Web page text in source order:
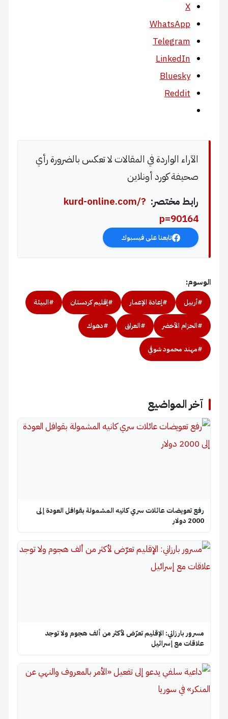
X
WhatsApp
Telegram
LinkedIn
Bluesky
Reddit
الآراء الواردة في المقالات لا تعكس بالضرورة رأي
صحيفة كورد أونلاين
رابط مختصر: kurd-online.com/?
p=90164
تابعنا على فيسبوك
الوسوم:
#أربيل #إعادة الإعمار #إقليم كردستان #البيئة
#الحزام الأخضر #العراق #دهوك
#مهند محمود شوقي
آخر المواضيع
رفع تعويضات عائلات سري كانيه المشمولة بقوافل العودة إلى
2000 دولار
مسرور بارزاني: الإقليم تعرّض لأكثر من ألف هجوم ولا توجد
علاقات مع إسرائيل